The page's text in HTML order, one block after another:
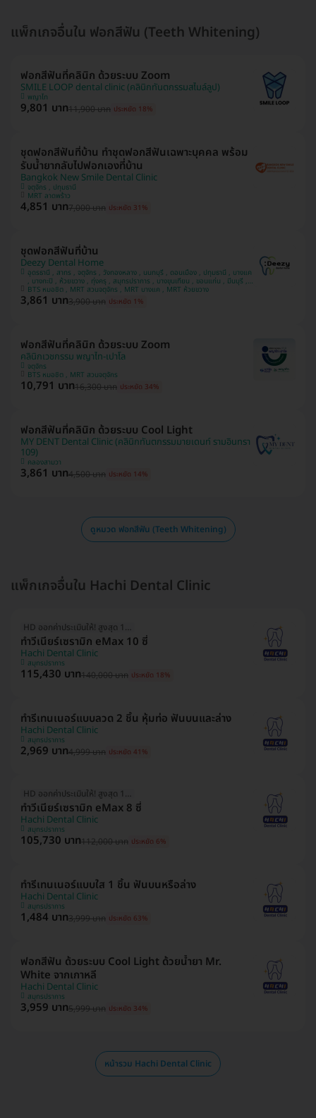
แพ็กเกจอื่นใน ฟอกสีฟัน (Teeth Whitening)
ฟอกสีฟันที่คลินิก ด้วยระบบ Zoom
SMILE LOOP dental clinic (คลินิกทันตกรรมสไมล์ลูป)
พญาไท
9,801 บาท11,900 บาท ประหยัด 18%
ชุดฟอกสีฟันที่บ้าน ทำชุดฟอกสีฟันเฉพาะบุคคล พร้อม
รับน้ำยากลับไปฟอกเองที่บ้าน
Bangkok New Smile Dental Clinic
จตุจักร , ปทุมธานี
MRT ลาดพร้าว
4,851 บาท7,000 บาท ประหยัด 31%
ชุดฟอกสีฟันที่บ้าน
Deezy Dental Home
อุดรธานี , สาทร , จตุจักร , วังทองหลาง , นนทบุรี , ดอนเมือง , ปทุมธานี , บางแค
, บางกะปิ , ห้วยขวาง , ทุ่งครุ , สมุทรปราการ , บางขุนเทียน , ขอนแก่น , มีนบุรี ,
อุบลราชธานี , บางรัก BTS หมอชิต , MRT สวนจตุจักร , MRT บางแค , MRT ห้วยขวาง
3,861 บาท3,900 บาท ประหยัด 1%
ฟอกสีฟันที่คลินิก ด้วยระบบ Zoom
คลินิกเวชกรรม พญาไท-เปาโล
จตุจักร
BTS หมอชิต , MRT สวนจตุจักร
10,791 บาท16,300 บาท ประหยัด 34%
ฟอกสีฟันที่คลินิก ด้วยระบบ Cool Light
MY DENT Dental Clinic (คลินิกทันตกรรมมายเดนท์ รามอินทรา
109)
คลองสามวา
3,861 บาท4,500 บาท ประหยัด 14%
ดูหมวด ฟอกสีฟัน (Teeth Whitening)
แพ็กเกจอื่นใน Hachi Dental Clinic
HD ออกค่าประเมินให้! สูงสุด 1500 บ.
ทำวีเนียร์เซรามิก eMax 10 ซี่
Hachi Dental Clinic
สมุทรปราการ
115,430 บาท140,000 บาท ประหยัด 18%
ทำรีเทนเนอร์แบบลวด 2 ชิ้น หุ้มท่อ ฟันบนและล่าง
Hachi Dental Clinic
สมุทรปราการ
2,969 บาท4,999 บาท ประหยัด 41%
HD ออกค่าประเมินให้! สูงสุด 1500 บ.
ทำวีเนียร์เซรามิก eMax 8 ซี่
Hachi Dental Clinic
สมุทรปราการ
105,730 บาท112,000 บาท ประหยัด 6%
ทำรีเทนเนอร์แบบใส 1 ชิ้น ฟันบนหรือล่าง
Hachi Dental Clinic
สมุทรปราการ
1,484 บาท3,999 บาท ประหยัด 63%
ฟอกสีฟัน ด้วยระบบ Cool Light ด้วยน้ำยา Mr.
White จากเกาหลี
Hachi Dental Clinic
สมุทรปราการ
3,959 บาท5,999 บาท ประหยัด 34%
หน้ารวม Hachi Dental Clinic